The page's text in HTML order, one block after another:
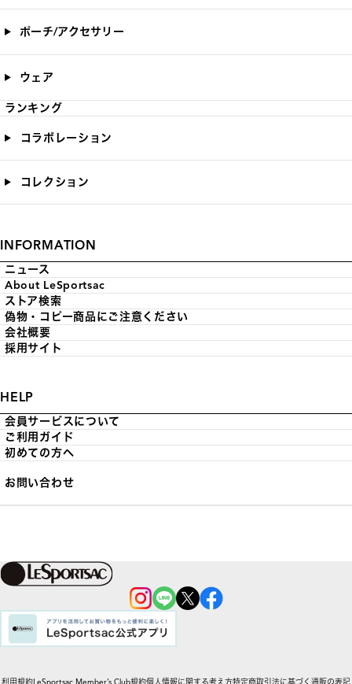
ポーチ/アクセサリー
ウェア
ランキング
コラボレーション
コレクション
INFORMATION
ニュース
About LeSportsac
ストア検索
偽物・コピー商品にご注意ください
会社概要
採用サイト
HELP
会員サービスについて
ご利用ガイド
初めての方へ
お問い合わせ